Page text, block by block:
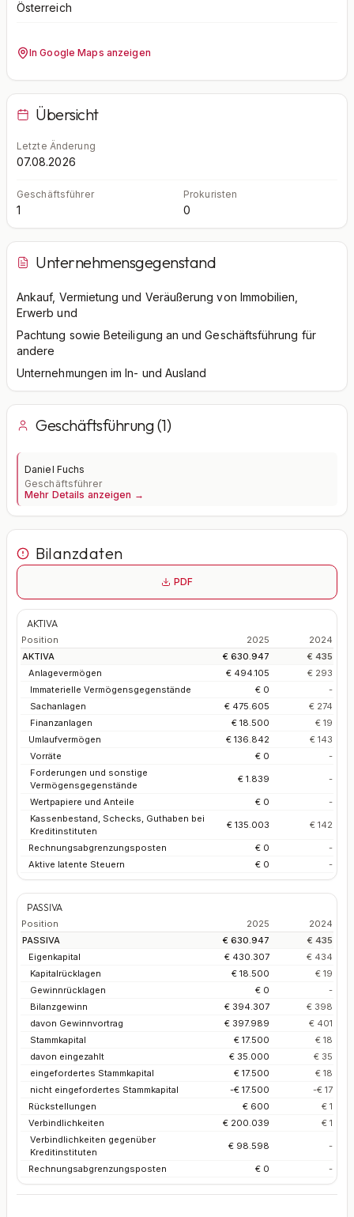
Österreich
In Google Maps anzeigen
Übersicht
Letzte Änderung
07.08.2026
Geschäftsführer
1
Prokuristen
0
Unternehmensgegenstand
Ankauf, Vermietung und Veräußerung von Immobilien,
Erwerb und
Pachtung sowie Beteiligung an und Geschäftsführung für
andere
Unternehmungen im In- und Ausland
Geschäftsführung (1)
Daniel Fuchs
Geschäftsführer
Mehr Details anzeigen →
Bilanzdaten
PDF
AKTIVA
Position 2025
2024
AKTIVA
€ 630.947
€ 435
Anlagevermögen
€ 494.105
€ 293
Immaterielle Vermögensgegenstände
€ 0
-
Sachanlagen
€ 475.605
€ 274
Finanzanlagen
€ 18.500
€ 19
Umlaufvermögen
€ 136.842
€ 143
Vorräte
€ 0
-
Forderungen und sonstige
Vermögensgegenstände
€ 1.839 -
Wertpapiere und Anteile € 0
-
Kassenbestand, Schecks, Guthaben bei
Kreditinstituten
€ 135.003 € 142
Rechnungsabgrenzungsposten € 0
-
Aktive latente Steuern
€ 0 -
PASSIVA
Position 2025
2024
PASSIVA
€ 630.947
€ 435
Eigenkapital
€ 430.307
€ 434
Kapitalrücklagen
€ 18.500
€ 19
Gewinnrücklagen
€ 0
-
Bilanzgewinn
€ 394.307
€ 398
davon Gewinnvortrag
€ 397.989
€ 401
Stammkapital
€ 17.500
€ 18
davon eingezahlt
€ 35.000
€ 35
eingefordertes Stammkapital
€ 17.500
€ 18
nicht eingefordertes Stammkapital
-€ 17.500
-€ 17
Rückstellungen
€ 600
€ 1
Verbindlichkeiten
€ 200.039
€ 1
Verbindlichkeiten gegenüber
Kreditinstituten
€ 98.598 -
Rechnungsabgrenzungsposten € 0 -